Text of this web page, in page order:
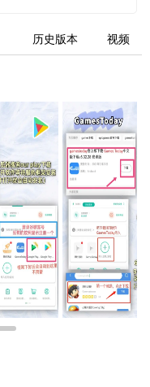
历史版本 视频